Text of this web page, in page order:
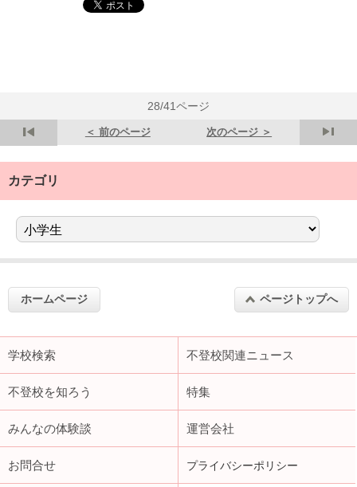
28/41ページ
＜ 前のページ 次のページ ＞
カテゴリ
ホームページ ページトップへ
学校検索 不登校関連ニュース
不登校を知ろう 特集
みんなの体験談 運営会社
お問合せ プライバシーポリシー